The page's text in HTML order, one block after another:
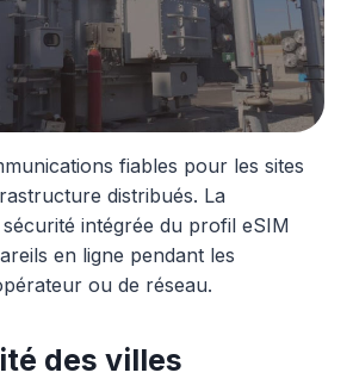
fiables pour les sites
distribués. La
intégrée du profil eSIM
en ligne pendant les
ou de réseau.
des villes